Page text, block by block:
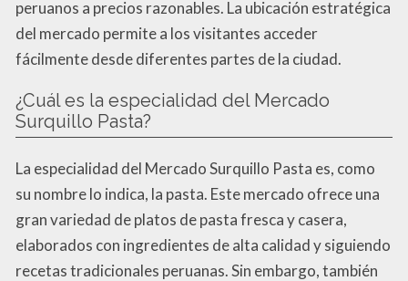
peruanos a precios razonables. La ubicación estratégica
del mercado permite a los visitantes acceder
fácilmente desde diferentes partes de la ciudad.
¿Cuál es la especialidad del Mercado
Surquillo Pasta?
La especialidad del Mercado Surquillo Pasta es, como
su nombre lo indica, la pasta. Este mercado ofrece una
gran variedad de platos de pasta fresca y casera,
elaborados con ingredientes de alta calidad y siguiendo
recetas tradicionales peruanas. Sin embargo, también